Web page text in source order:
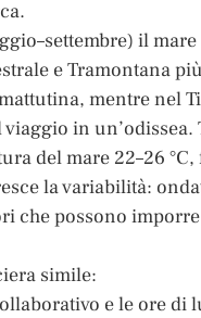
il
e Tramontana
mentre nel
in un’odissea.
del mare 22–26
la variabilità:
che possono
simile:
e le ore di